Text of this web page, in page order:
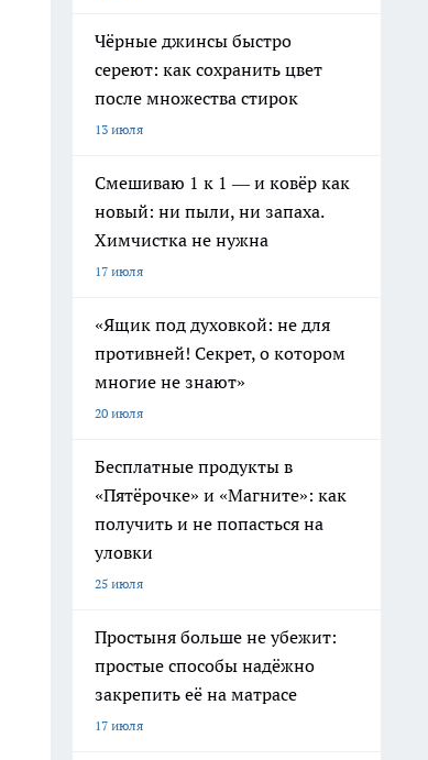
Чёрные джинсы быстро
сереют: как сохранить цвет
после множества стирок
13 июля
Смешиваю 1 к 1 — и ковёр как
новый: ни пыли, ни запаха.
Химчистка не нужна
17 июля
«Ящик под духовкой: не для
противней! Секрет, о котором
многие не знают»
20 июля
Бесплатные продукты в
«Пятёрочке» и «Магните»: как
получить и не попасться на
уловки
25 июля
Простыня больше не убежит:
простые способы надёжно
закрепить её на матрасе
17 июля